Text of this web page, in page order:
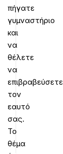
πήγατε
γυμναστήριο
και
να
θέλετε
να
επιβραβεύσετε
τον
εαυτό
σας.
Το
θέμα